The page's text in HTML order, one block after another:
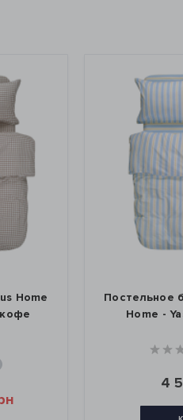
белье сатин Lotus
Home - Yasya семейный